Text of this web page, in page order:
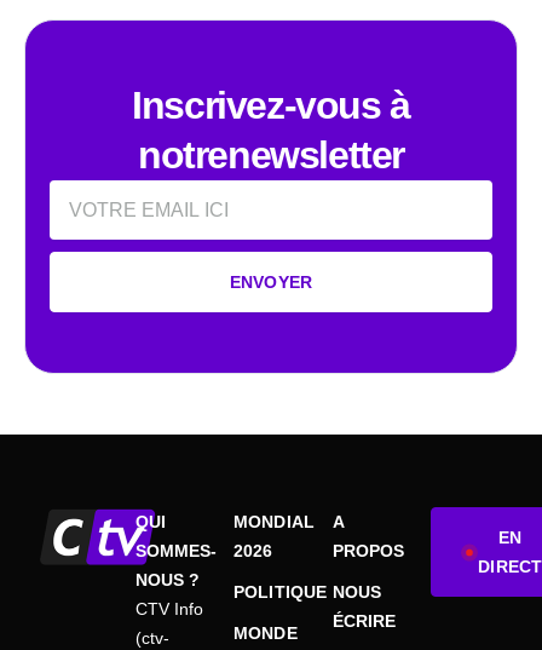
Inscrivez-vous à
notrenewsletter
Email
ENVOYER
QUI
SOMMES-
NOUS ?
CTV Info
(ctv-
MONDIAL
2026
POLITIQUE
MONDE
A
PROPOS
NOUS
ÉCRIRE
EN
DIRECT